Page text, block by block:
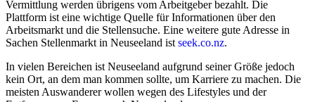
Vermittlung werden übrigens vom Arbeitgeber bezahlt. Die
Plattform ist eine wichtige Quelle für Informationen über den
Arbeitsmarkt und die Stellensuche. Eine weitere gute Adresse in
Sachen Stellenmarkt in Neuseeland ist seek.co.nz.
In vielen Bereichen ist Neuseeland aufgrund seiner Größe jedoch
kein Ort, an dem man kommen sollte, um Karriere zu machen. Die
meisten Auswanderer wollen wegen des Lifestyles und der